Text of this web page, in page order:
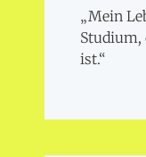
„Mein
Studium,
ist.“